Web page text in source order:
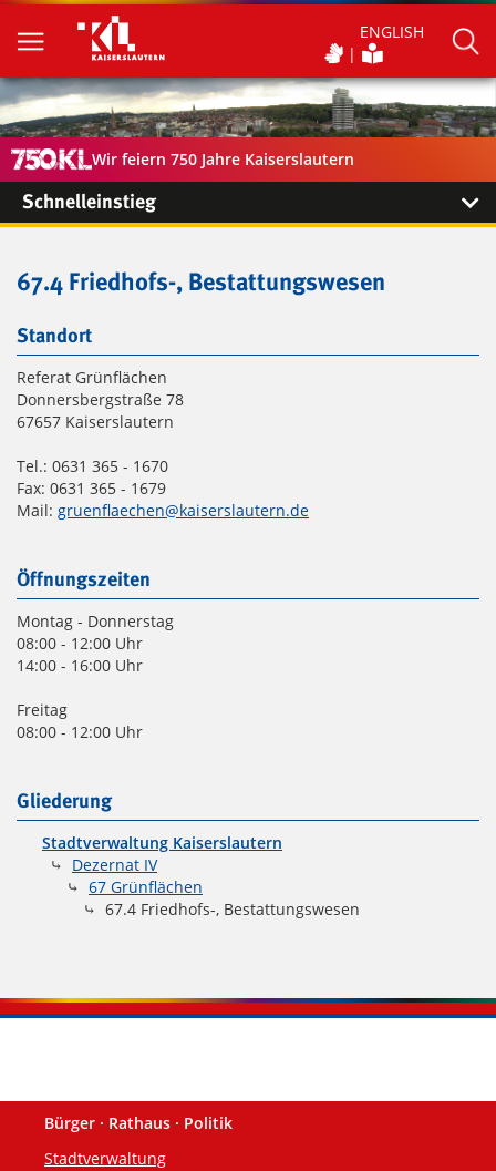
ENGLISH
Wir feiern 750 Jahre Kaiserslautern
Schnelleinstieg
67.4 Friedhofs-, Bestattungswesen
Standort
Referat Grünflächen
Donnersbergstraße 78
67657 Kaiserslautern
Tel.: 0631 365 - 1670
Fax: 0631 365 - 1679
Mail: gruenflaechen@kaiserslautern.de
Öffnungszeiten
Montag - Donnerstag
08:00 - 12:00 Uhr
14:00 - 16:00 Uhr
Freitag
08:00 - 12:00 Uhr
Gliederung
Stadtverwaltung Kaiserslautern
Dezernat IV
67 Grünflächen
67.4 Friedhofs-, Bestattungswesen
Fußzeile
Bürger · Rathaus · Politik
Stadtverwaltung